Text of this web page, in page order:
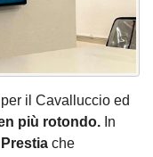
il Cavalluccio ed
più rotondo. In
che